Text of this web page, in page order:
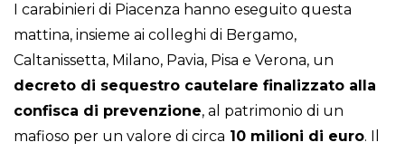
I carabinieri di Piacenza hanno eseguito questa
mattina, insieme ai colleghi di Bergamo,
Caltanissetta, Milano, Pavia, Pisa e Verona, un
decreto di sequestro cautelare finalizzato alla
confisca di prevenzione, al patrimonio di un
mafioso per un valore di circa 10 milioni di euro. Il